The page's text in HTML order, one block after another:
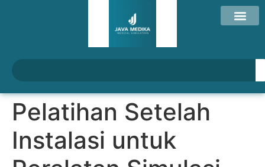
Pelatihan Setelah
Instalasi untuk